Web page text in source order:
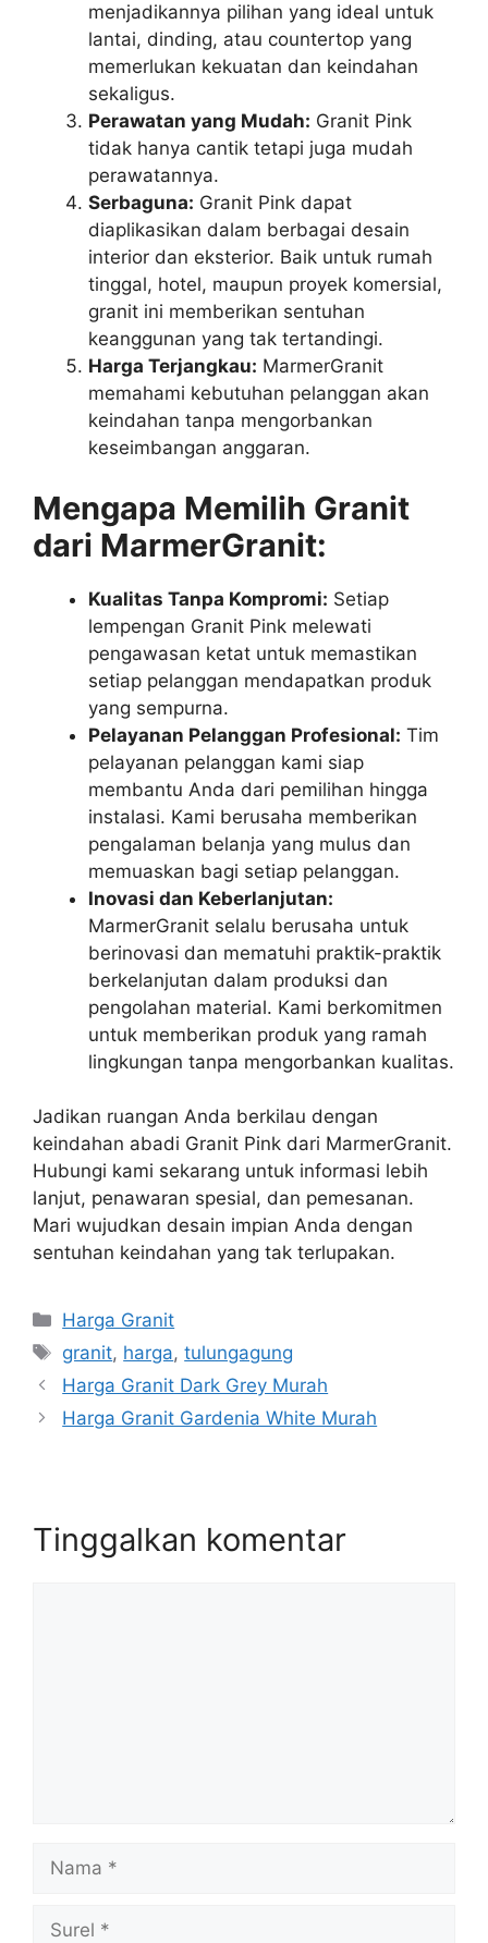
menjadikannya pilihan yang ideal untuk
lantai, dinding, atau countertop yang
memerlukan kekuatan dan keindahan
sekaligus.
Perawatan yang Mudah: Granit Pink
tidak hanya cantik tetapi juga mudah
perawatannya.
Serbaguna: Granit Pink dapat
diaplikasikan dalam berbagai desain
interior dan eksterior. Baik untuk rumah
tinggal, hotel, maupun proyek komersial,
granit ini memberikan sentuhan
keanggunan yang tak tertandingi.
Harga Terjangkau: MarmerGranit
memahami kebutuhan pelanggan akan
keindahan tanpa mengorbankan
keseimbangan anggaran.
Mengapa Memilih Granit
dari MarmerGranit:
Kualitas Tanpa Kompromi: Setiap
lempengan Granit Pink melewati
pengawasan ketat untuk memastikan
setiap pelanggan mendapatkan produk
yang sempurna.
Pelayanan Pelanggan Profesional: Tim
pelayanan pelanggan kami siap
membantu Anda dari pemilihan hingga
instalasi. Kami berusaha memberikan
pengalaman belanja yang mulus dan
memuaskan bagi setiap pelanggan.
Inovasi dan Keberlanjutan:
MarmerGranit selalu berusaha untuk
berinovasi dan mematuhi praktik-praktik
berkelanjutan dalam produksi dan
pengolahan material. Kami berkomitmen
untuk memberikan produk yang ramah
lingkungan tanpa mengorbankan kualitas.
Jadikan ruangan Anda berkilau dengan
keindahan abadi Granit Pink dari MarmerGranit.
Hubungi kami sekarang untuk informasi lebih
lanjut, penawaran spesial, dan pemesanan.
Mari wujudkan desain impian Anda dengan
sentuhan keindahan yang tak terlupakan.
Kategori
Harga Granit
Tag
granit, harga,tulungagung
Harga Granit Dark Grey Murah
Harga Granit Gardenia White Murah
Tinggalkan komentar
Nama
Surel